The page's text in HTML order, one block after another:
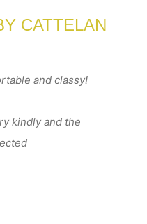
CATTELAN
and classy!
kindly and the